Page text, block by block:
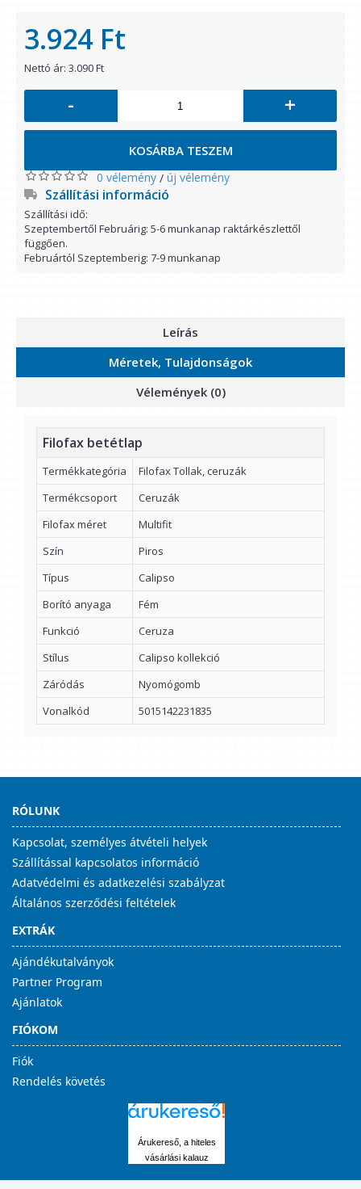
3.924 Ft
Nettó ár: 3.090 Ft
- +
KOSÁRBA TESZEM
0 vélemény / új vélemény
Szállítási információ
Szállítási idő:
Szeptembertől Februárig: 5-6 munkanap raktárkészlettől
függően.
Februártól Szeptemberig: 7-9 munkanap
Leírás
Méretek, Tulajdonságok
Vélemények (0)
Filofax betétlap
Termékkategória
Filofax Tollak, ceruzák
Termékcsoport
Ceruzák
Filofax méret
Multifit
Szín
Piros
Típus
Calipso
Borító anyaga
Fém
Funkció
Ceruza
Stílus
Calipso kollekció
Záródás
Nyomógomb
Vonalkód
5015142231835
RÓLUNK
Kapcsolat, személyes átvételi helyek
Szállítással kapcsolatos információ
Adatvédelmi és adatkezelési szabályzat
Általános szerződési feltételek
EXTRÁK
Ajándékutalványok
Partner Program
Ajánlatok
FIÓKOM
Fiók
Rendelés követés
Árukereső, a hiteles
vásárlási kalauz